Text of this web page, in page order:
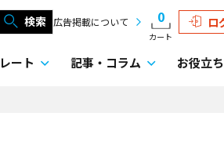
検索 広告掲載について 0
カート
ロ
ート 記事・ コラム お役立